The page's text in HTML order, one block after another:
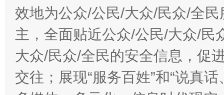
效地为公众/公民/大众/民众/全
主，全面贴近公众/公民/大众/民
大众/民众/全民的安全信息，促
交往；展现“服务百姓”和“说真